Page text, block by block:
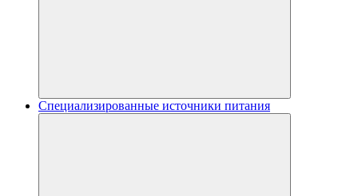
Специализированные источники питания